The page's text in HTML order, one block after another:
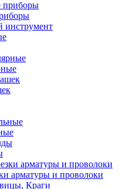
инструмент
арматуры и проволоки